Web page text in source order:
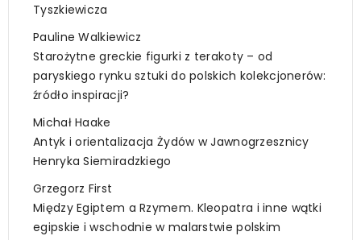
Tyszkiewicza
Pauline Walkiewicz
Starożytne greckie figurki z terakoty – od
paryskiego rynku sztuki do polskich kolekcjonerów:
źródło inspiracji?
Michał Haake
Antyk i orientalizacja Żydów w Jawnogrzesznicy
Henryka Siemiradzkiego
Grzegorz First
Między Egiptem a Rzymem. Kleopatra i inne wątki
egipskie i wschodnie w malarstwie polskim